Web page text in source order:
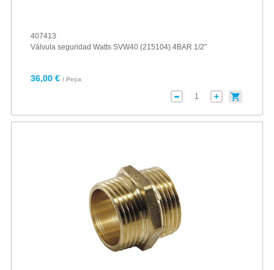
407413
Válvula seguridad Watts SVW40 (215104) 4BAR 1/2"
36,00 € / Peça